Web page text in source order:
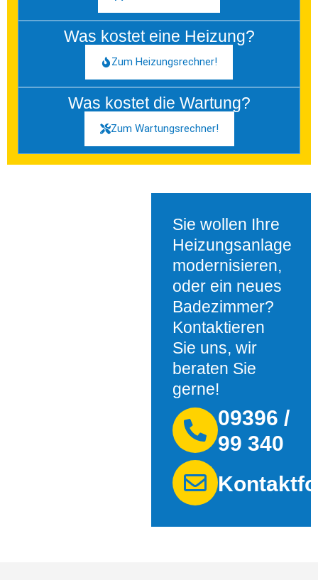
Was kostet eine Heizung?
Zum Heizungsrechner!
Was kostet die Wartung?
Zum Wartungsrechner!
Sie wollen Ihre
Heizungsanlage
modernisieren,
oder ein neues
Badezimmer?
Kontaktieren
Sie uns, wir
beraten Sie
gerne!
09396 /
99 340